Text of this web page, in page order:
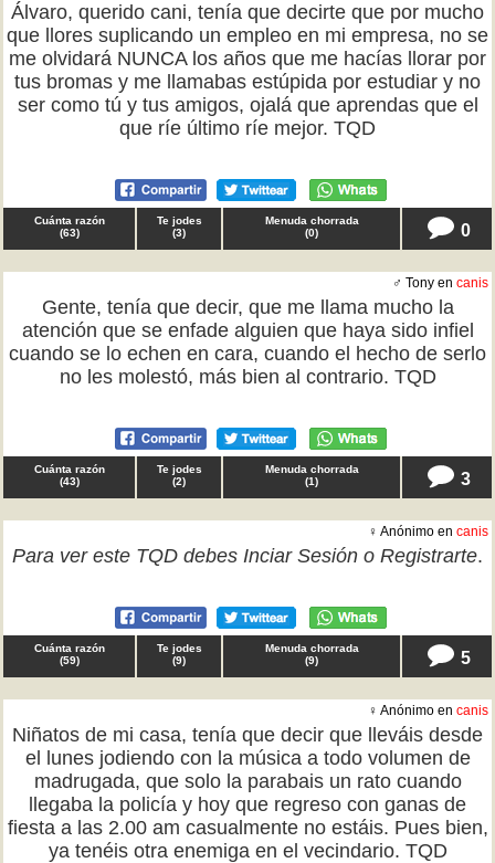
Álvaro, querido cani, tenía que decirte que por mucho
que llores suplicando un empleo en mi empresa, no se
me olvidará NUNCA los años que me hacías llorar por
tus bromas y me llamabas estúpida por estudiar y no
ser como tú y tus amigos, ojalá que aprendas que el
que ríe último ríe mejor. TQD
Cuánta razón
(63)
Te jodes
(3)
Menuda chorrada
(0) 0
♂ Tony en canis
Gente, tenía que decir, que me llama mucho la
atención que se enfade alguien que haya sido infiel
cuando se lo echen en cara, cuando el hecho de serlo
no les molestó, más bien al contrario. TQD
Cuánta razón
(43)
Te jodes
(2)
Menuda chorrada
(1) 3
♀ Anónimo en canis
Para ver este TQD debes Inciar Sesión o Registrarte.
Cuánta razón
(59)
Te jodes
(9)
Menuda chorrada
(9) 5
♀ Anónimo en canis
Niñatos de mi casa, tenía que decir que lleváis desde
el lunes jodiendo con la música a todo volumen de
madrugada, que solo la parabais un rato cuando
llegaba la policía y hoy que regreso con ganas de
fiesta a las 2.00 am casualmente no estáis. Pues bien,
ya tenéis otra enemiga en el vecindario. TQD